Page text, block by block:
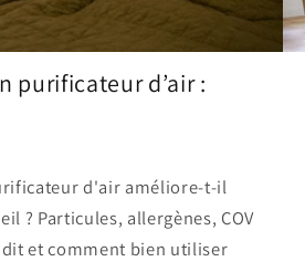
purificateur d’air :
d'air améliore-t-il
? Particules, allergènes, COV
dit et comment bien utiliser